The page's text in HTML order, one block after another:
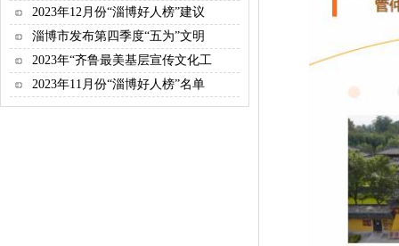
2023年12月份“淄博好人榜”建议
淄博市发布第四季度“五为”文明
2023年“齐鲁最美基层宣传文化工
2023年11月份“淄博好人榜”名单